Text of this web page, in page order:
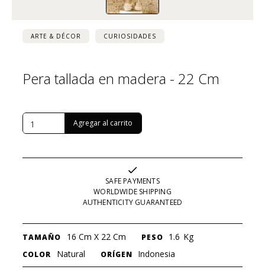
ARTE & DÉCOR CURIOSIDADES
Pera tallada en madera - 22 Cm
SAFE PAYMENTS
WORLDWIDE SHIPPING
AUTHENTICITY GUARANTEED
TAMAÑO 16 Cm X 22 Cm PESO 1.6 Kg
COLOR Natural ORÍGEN Indonesia